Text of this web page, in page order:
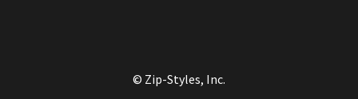
© Zip-Styles, Inc.